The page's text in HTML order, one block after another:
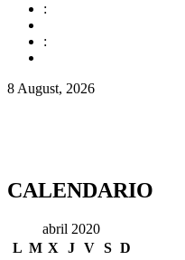
:
:
8 August, 2026
CALENDARIO
abril 2020
L M X J V S D